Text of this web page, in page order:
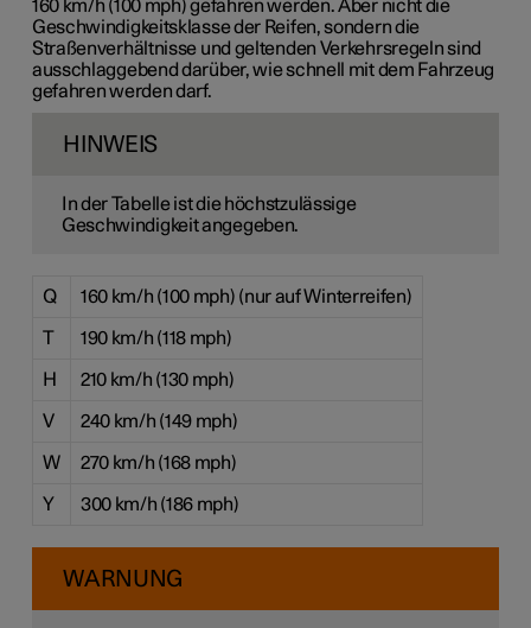
160 km/h (100 mph) gefahren werden. Aber nicht die
Geschwindigkeitsklasse der Reifen, sondern die
Straßenverhältnisse und geltenden Verkehrsregeln sind
ausschlaggebend darüber, wie schnell mit dem Fahrzeug
gefahren werden darf.
HINWEIS
In der Tabelle ist die höchstzulässige
Geschwindigkeit angegeben.
Q 160 km/h (100 mph) (nur auf Winterreifen)
T 190 km/h (118 mph)
H 210 km/h (130 mph)
V 240 km/h (149 mph)
W 270 km/h (168 mph)
Y 300 km/h (186 mph)
WARNUNG